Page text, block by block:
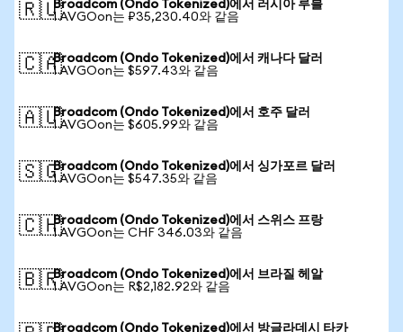
🇷🇺Broadcom (Ondo Tokenized)에서 러시아 루블
1 AVGOon는 ₽35,230.40와 같음
🇨🇦Broadcom (Ondo Tokenized)에서 캐나다 달러
1 AVGOon는 $597.43와 같음
🇦🇺Broadcom (Ondo Tokenized)에서 호주 달러
1 AVGOon는 $605.99와 같음
🇸🇬Broadcom (Ondo Tokenized)에서 싱가포르 달러
1 AVGOon는 $547.35와 같음
🇨🇭Broadcom (Ondo Tokenized)에서 스위스 프랑
1 AVGOon는 CHF 346.03와 같음
🇧🇷Broadcom (Ondo Tokenized)에서 브라질 헤알
1 AVGOon는 R$2,182.92와 같음
Broadcom (Ondo Tokenized)에서 방글라데시 타카